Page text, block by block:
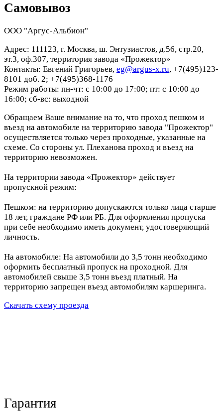
Самовывоз
ООО "Аргус-Альбион"
Адрес: 111123, г. Москва, ш. Энтузиастов, д.56, стр.20,
эт.3, оф.307, территория завода «Прожектор»
Контакты: Евгений Григорьев, eg@argus-x.ru, +7(495)123-
8101 доб. 2; +7(495)368-1176
Режим работы: пн-чт: с 10:00 до 17:00; пт: с 10:00 до
16:00; сб-вс: выходной
Обращаем Ваше внимание на то, что проход пешком и
въезд на автомобиле на территорию завода "Прожектор"
осуществляется только через проходные, указанные на
схеме. Со стороны ул. Плеханова проход и въезд на
территорию невозможен.
На территории завода «Прожектор» действует
пропускной режим:
Пешком: на территорию допускаются только лица старше
18 лет, граждане РФ или РБ. Для оформления пропуска
при себе необходимо иметь документ, удостоверяющий
личность.
На автомобиле: На автомобили до 3,5 тонн необходимо
оформить бесплатный пропуск на проходной. Для
автомобилей свыше 3,5 тонн въезд платный. На
территорию запрещен въезд автомобилям каршеринга.
Скачать схему проезда
Гарантия